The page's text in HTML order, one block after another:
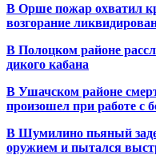
В Орше пожар охватил
возгорание
В Полоцком районе
дикого кабана
В Ушачском районе
произошел при работе с
В Шумилино пьяный
оружием и пытался